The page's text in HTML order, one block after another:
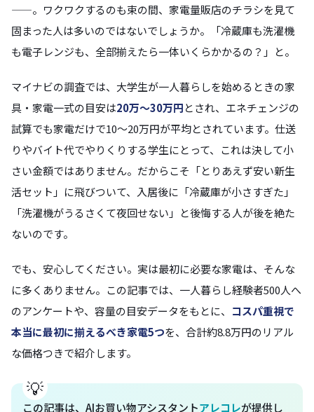
——。ワクワクするのも束の間、家電量販店のチラシを見て
固まった人は多いのではないでしょうか。「冷蔵庫も洗濯機
も電子レンジも、全部揃えたら一体いくらかかるの？」と。
マイナビの調査では、大学生が一人暮らしを始めるときの家
具・家電一式の目安は20万〜30万円とされ、エネチェンジの
試算でも家電だけで10〜20万円が平均とされています。仕送
りやバイト代でやりくりする学生にとって、これは決して小
さい金額ではありません。だからこそ「とりあえず安い新生
活セット」に飛びついて、入居後に「冷蔵庫が小さすぎた」
「洗濯機がうるさくて夜回せない」と後悔する人が後を絶た
ないのです。
でも、安心してください。実は最初に必要な家電は、そんな
に多くありません。この記事では、一人暮らし経験者500人へ
のアンケートや、容量の目安データをもとに、 コスパ重視で
本当に最初に揃えるべき家電5つを、合計約8.8万円のリアル
な価格つきで紹介します。
この記事は、AIお買い物アシスタントアレコレが提供し